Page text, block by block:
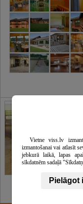
Vietne viss.lv
izmantošanai vai atlasīt
jebkurā laikā, lapas
sīkdatnēm sadaļā
Pielāgot